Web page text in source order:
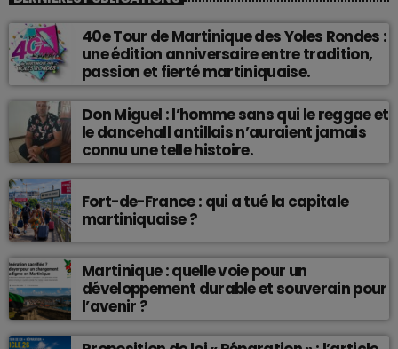
40e Tour de Martinique des Yoles Rondes :
une édition anniversaire entre tradition,
passion et fierté martiniquaise.
Don Miguel : l’homme sans qui le reggae et
le dancehall antillais n’auraient jamais
connu une telle histoire.
Fort-de-France : qui a tué la capitale
martiniquaise ?
Martinique : quelle voie pour un
développement durable et souverain pour
l’avenir ?